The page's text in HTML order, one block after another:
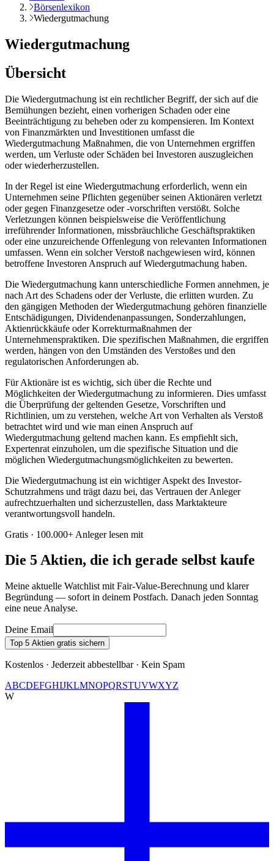
Börsenlexikon
Wiedergutmachung
Wiedergutmachung
Übersicht
Die Wiedergutmachung ist ein rechtlicher Begriff, der sich auf die
Bemühungen bezieht, einen vorherigen Schaden oder eine
Beeinträchtigung zu beheben oder zu kompensieren. Im Kontext
von Finanzmärkten und Investitionen umfasst die
Wiedergutmachung Maßnahmen, die von Unternehmen ergriffen
werden, um Verluste oder Schäden bei Investoren auszugleichen
oder wiederherzustellen.
In der Regel ist eine Wiedergutmachung erforderlich, wenn ein
Unternehmen seine Pflichten gegenüber seinen Aktionären verletzt
oder gegen Finanzgesetze oder -vorschriften verstößt. Solche
Verletzungen können beispielsweise die Veröffentlichung
irreführender Informationen, missbräuchliche Geschäftspraktiken
oder eine unzureichende Offenlegung von relevanten Informationen
umfassen. Wenn ein solcher Verstoß nachgewiesen wird, können
betroffene Investoren Anspruch auf Wiedergutmachung haben.
Die Wiedergutmachung kann unterschiedliche Formen annehmen, je
nach Art des Schadens oder der Verluste, die erlitten wurden. Zu
den gängigen Methoden der Wiedergutmachung gehören finanzielle
Entschädigungen, Dividendenanpassungen, Sonderzahlungen,
Aktienrückkäufe oder Korrekturmaßnahmen der
Unternehmenspraktiken. Die spezifischen Maßnahmen, die ergriffen
werden, hängen von den Umständen des Verstoßes und den
regulatorischen Anforderungen ab.
Für Aktionäre ist es wichtig, sich über die Rechte und
Möglichkeiten der Wiedergutmachung zu informieren. Dies umfasst
die Überprüfung der geltenden Gesetze, Vorschriften und
Richtlinien, um zu verstehen, welche Art von Verhalten als Verstoß
betrachtet wird und wie man einen Anspruch auf
Wiedergutmachung geltend machen kann. Es empfiehlt sich,
Expertenrat einzuholen, um die spezifische Situation und die
möglichen Wiedergutmachungsmöglichkeiten zu bewerten.
Die Wiedergutmachung ist ein wichtiger Aspekt des Investor-
Schutzrahmens und trägt dazu bei, das Vertrauen der Anleger
aufrechtzuerhalten und sicherzustellen, dass Marktakteure
verantwortungsvoll handeln.
Gratis · 100.000+ Anleger lesen mit
Die 5 Aktien, die ich gerade selbst kaufe
Meine aktuelle Watchlist mit Fair-Value-Berechnung und klarer
Begründung — sofort in deinem Postfach. Danach jeden Sonntag
eine neue Analyse.
Deine Email
Top 5 Aktien gratis sichern
Kostenlos · Jederzeit abbestellbar · Kein Spam
ABCDEFGHIJKLMNOPQRSTUVWXYZ
W